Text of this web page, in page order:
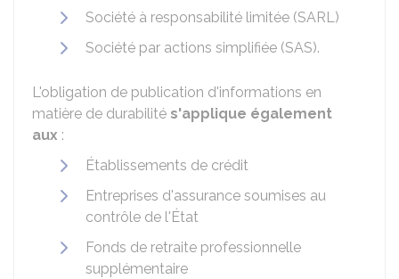
Société à responsabilité limitée (SARL)
Société par actions simplifiée (SAS).
L'obligation de publication d'informations en
matière de durabilité s'applique également
aux :
Établissements de crédit
Entreprises d'assurance soumises au
contrôle de l'État
Fonds de retraite professionnelle
supplémentaire